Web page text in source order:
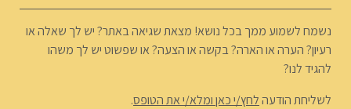
נשמח לשמוע ממך בכל נושא! מצאת שגיאה באתר? יש לך שאלה או
רעיון? הערה או הארה? בקשה או הצעה? או שפשוט יש לך משהו
להגיד לנו?
לשליחת הודעהלחץ/י כאן ומלא/י את הטופס.